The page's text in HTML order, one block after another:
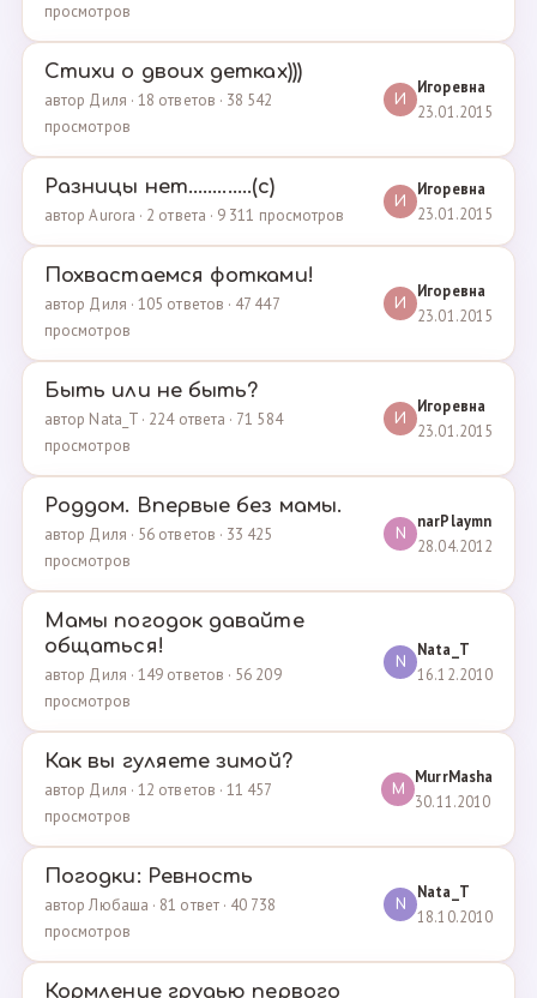
просмотров
Стихи о двоих детках)))
автор Диля · 18 ответов · 38 542
просмотров
И
Игоревна
23.01.2015
Разницы нет.............(с)
автор Aurora · 2 ответа · 9 311 просмотров
И
Игоревна
23.01.2015
Похвастаемся фотками!
автор Диля · 105 ответов · 47 447
просмотров
И
Игоревна
23.01.2015
Быть или не быть?
автор Nata_T · 224 ответа · 71 584
просмотров
И
Игоревна
23.01.2015
Роддом. Впервые без мамы.
автор Диля · 56 ответов · 33 425
просмотров
N
narPlaymn
28.04.2012
Мамы погодок давайте
общаться!
автор Диля · 149 ответов · 56 209
просмотров
N
Nata_T
16.12.2010
Как вы гуляете зимой?
автор Диля · 12 ответов · 11 457
просмотров
M
MurrMasha
30.11.2010
Погодки: Ревность
автор Любаша · 81 ответ · 40 738
просмотров
N
Nata_T
18.10.2010
Кормление грудью первого